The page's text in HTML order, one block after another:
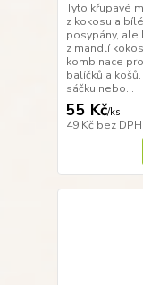
Tyto křupavé
z kokosu a
posypány, ale
z mandlí
kombinace
balíčků a
sáčku nebo...
55 Kč/ks
49 Kč bez DPH